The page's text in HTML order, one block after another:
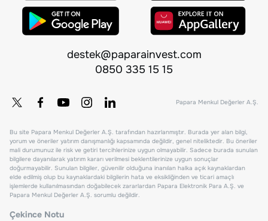
destek@paparainvest.com
0850 335 15 15
Papara Menkul Değerler A.Ş.
Bu site Papara Menkul Değerler A.Ş. tarafından hazırlanmıştır. Burada yer alan bilgi,
yorum ve öneriler yatırım danışmanlığı kapsamında değildir, genel niteliktedir. Bu öneriler
mali durumunuz ile risk ve getiri tercihlerinize uygun olmayabilir. Sadece burada sunulan
bilgilere dayanılarak yatırım kararı verilmesi beklentilerinize uygun sonuçlar
doğurmayabilir. Sunulan bilgiler, güvenilir olduğuna inanılan halka açık kaynaklardan
elde edilmiş olup bu kaynaklardaki bilgilerin hata ve eksikliğinden ve ticari amaçlı
işlemlerde kullanılmasından doğabilecek zararlardan Papara Elektronik Para A.Ş. ve
Papara Menkul Değerler A.Ş. sorumlu değildir.
Çekince Notu